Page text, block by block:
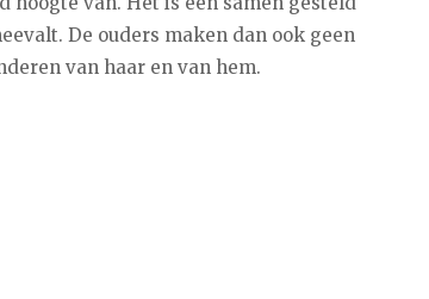
De ouders maken dan ook geen
van haar en van hem.